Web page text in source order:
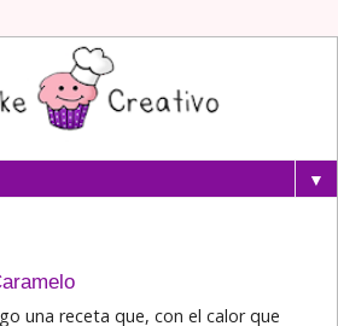
▼
una receta que, con el calor que